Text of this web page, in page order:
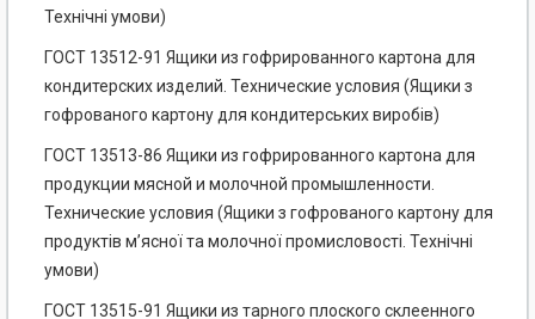
Технічні умови)
ГОСТ 13512-91 Ящики из гофрированного картона для
кондитерских изделий. Технические условия (Ящики з
гофрованого картону для кондитерських виробів)
ГОСТ 13513-86 Ящики из гофрированного картона для
продукции мясной и молочной промышленности.
Технические условия (Ящики з гофрованого картону для
продуктів м’ясної та молочної промисловості. Технічні
умови)
ГОСТ 13515-91 Ящики из тарного плоского склеенного